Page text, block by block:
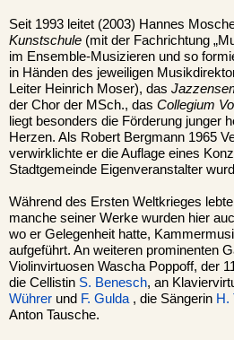
Seit 1993 leitet (2003) Hannes
Kunstschule (mit der Fachrichtung
im Ensemble-Musizieren und so
in Händen des jeweiligen
Leiter Heinrich Moser), das
der Chor der MSch., das Collegium
liegt besonders die Förderung
Herzen. Als Robert Bergmann 1965
verwirklichte er die Auflage eines
Stadtgemeinde Eigenveranstalter
Während des Ersten Weltkrieges lebte
manche seiner Werke wurden hier
wo er Gelegenheit hatte,
aufgeführt. An weiteren prominenten
Violinvirtuosen Wascha Poppoff, der
die Cellistin S. Benesch, an
Wührer und F. Gulda, die Sängerin H.
Anton Tausche.